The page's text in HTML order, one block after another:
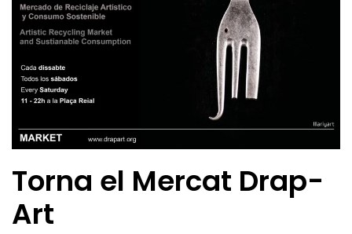
Torna el Mercat Drap-
Art